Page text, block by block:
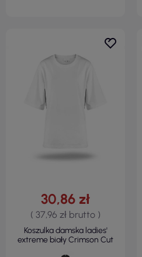
30,86 zł
( 37,96 zł brutto )
Koszulka damska ladies'
extreme biały Crimson Cut